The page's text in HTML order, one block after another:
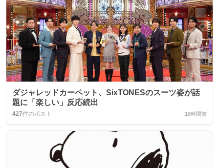
ダジャレッドカーペット、SixTONESのスーツ姿が話
題に「楽しい」反応続出
427件のポスト 18時間前